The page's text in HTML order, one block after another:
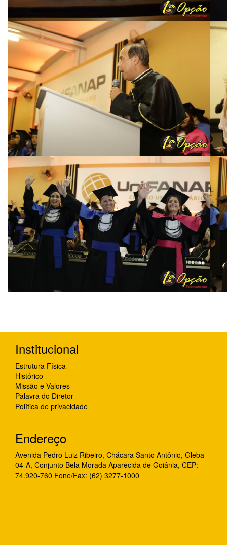
Institucional
Estrutura Física
Histórico
Missão e Valores
Palavra do Diretor
Política de privacidade
Endereço
Avenida Pedro Luiz Ribeiro, Chácara Santo Antônio, Gleba
04-A, Conjunto Bela Morada Aparecida de Goiânia, CEP:
74.920-760 Fone/Fax: (62) 3277-1000